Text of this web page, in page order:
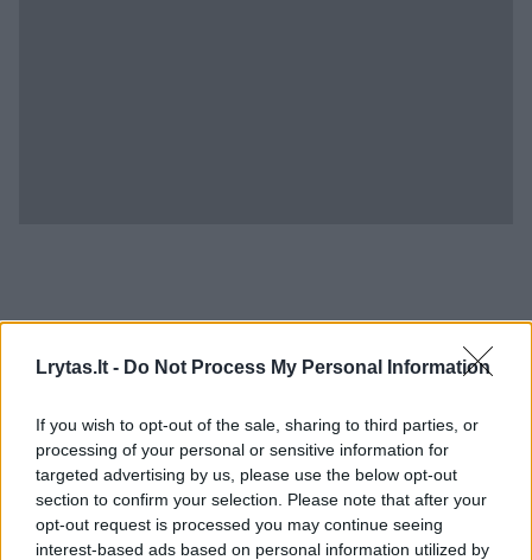
Lrytas.lt - Do Not Process My Personal Information
If you wish to opt-out of the sale, sharing to third parties, or
processing of your personal or sensitive information for
targeted advertising by us, please use the below opt-out
section to confirm your selection. Please note that after your
opt-out request is processed you may continue seeing
interest-based ads based on personal information utilized by
Tuo tarpu Klaipėdos apskrities VPK praneša,
smurtauti ir prieš pavežėją. Kaip rašoma
policijos pranešime, apie 18 val. 20 min. min.
Klaipėdoje, Minijos g., pavėžėjo automobilyje
„Toyota“, klientas smurtavo prieš pavėžėju